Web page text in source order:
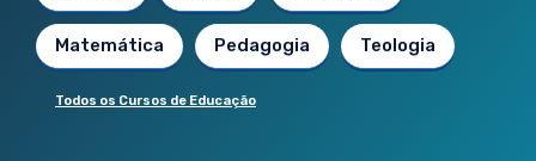
Matemática Pedagogia Teologia
Todos os Cursos de Educação